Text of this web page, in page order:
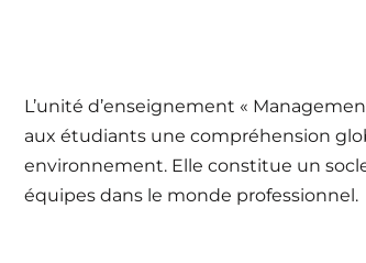
L’unité d’enseignement «
aux étudiants une compréhension
environnement. Elle constitue un
équipes dans le monde professionnel.